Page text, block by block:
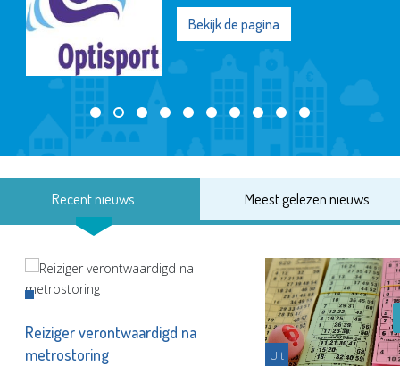
Bekijk de pagina
Recent nieuws Meest gelezen nieuws
Reiziger verontwaardigd na
metrostoring
Uit